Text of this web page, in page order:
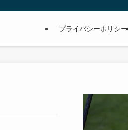
プライバシーポリシー